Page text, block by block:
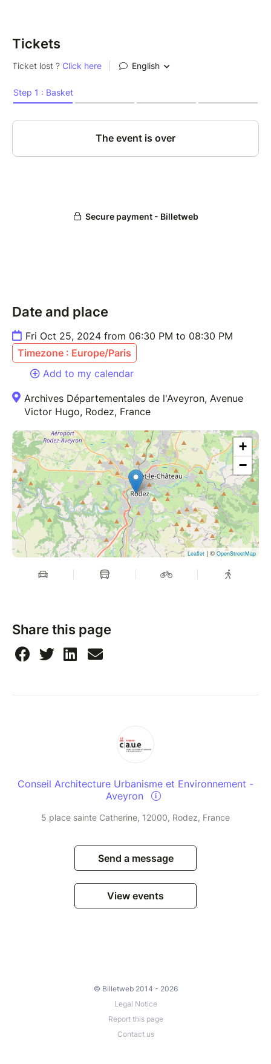
Tickets
Date and place
Fri Oct 25, 2024 from 06:30 PM to 08:30 PM
Timezone : Europe/Paris
Add to my calendar
Archives Départementales de l'Aveyron, Avenue
Victor Hugo, Rodez, France
+
−
Leaflet | © OpenStreetMap
Share this page
Conseil Architecture Urbanisme et Environnement -
Aveyron
5 place sainte Catherine, 12000, Rodez, France
Send a message
View events
© Billetweb 2014 - 2026
Legal Notice
Report this page
Contact us